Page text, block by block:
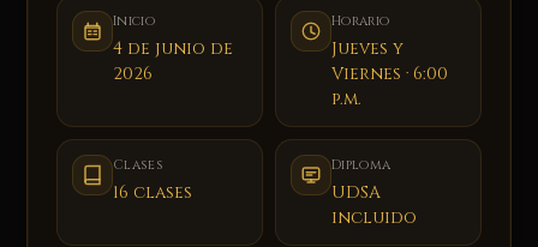
Inicio
4 de junio de
2026
Horario
Jueves y
Viernes · 6:00
p.m.
Clases
16 clases
Diploma
UDSA
incluido